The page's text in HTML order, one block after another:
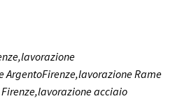
ArgentoFirenze,lavorazione Rame
acciaio